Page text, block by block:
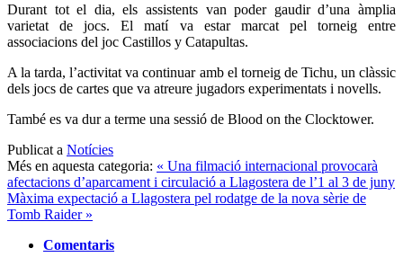
Durant tot el dia, els assistents van poder gaudir d’una àmplia
varietat de jocs. El matí va estar marcat pel torneig entre
associacions del joc Castillos y Catapultas.
A la tarda, l’activitat va continuar amb el torneig de Tichu, un clàssic
dels jocs de cartes que va atreure jugadors experimentats i novells.
També es va dur a terme una sessió de Blood on the Clocktower.
Publicat a Notícies
Més en aquesta categoria: « Una filmació internacional provocarà
afectacions d’aparcament i circulació a Llagostera de l’1 al 3 de juny
Màxima expectació a Llagostera pel rodatge de la nova sèrie de
Tomb Raider »
Comentaris